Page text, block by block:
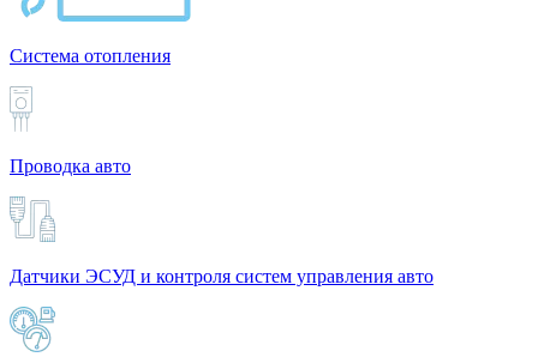
Система отопления
Проводка авто
Датчики ЭСУД и контроля систем управления авто